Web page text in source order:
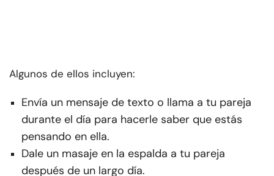
Algunos de ellos incluyen:
Envía un mensaje de texto o llama a tu pareja
durante el día para hacerle saber que estás
pensando en ella.
Dale un masaje en la espalda a tu pareja
después de un largo día.